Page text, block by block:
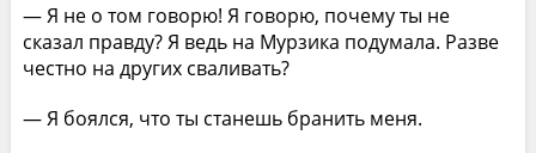
— Я не о том говорю! Я говорю, почему ты не
сказал правду? Я ведь на Мурзика подумала. Разве
честно на других сваливать?
— Я боялся, что ты станешь бранить меня.